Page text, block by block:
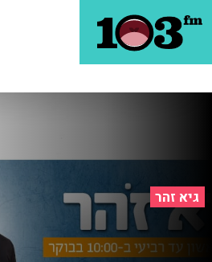
גיא זהר